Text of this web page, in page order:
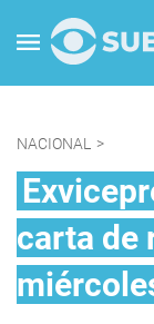
NACIONAL >
carta de